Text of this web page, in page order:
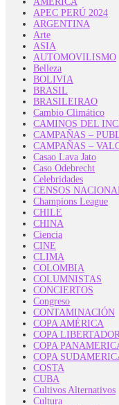
APEC PERÚ 2024
ARGENTINA
Arte
ASIA
AUTOMOVILISMO
Belleza
BOLIVIA
BRASIL
BRASILEIRAO
Cambio Climático
CAMINOS DEL
CAMPAÑAS –
CAMPAÑAS –
Casao Lava Jato
Caso Odebrecht
Celebridades
CENSOS
Champions League
CHILE
CHINA
Ciencia
CINE
CLIMA
COLOMBIA
COLUMNISTAS
CONCIERTOS
Congreso
CONTAMINACIÓN
COPA AMÉRICA
COPA
COPA
COPA
COSTA
CUBA
Cultivos Alternativos
Cultura